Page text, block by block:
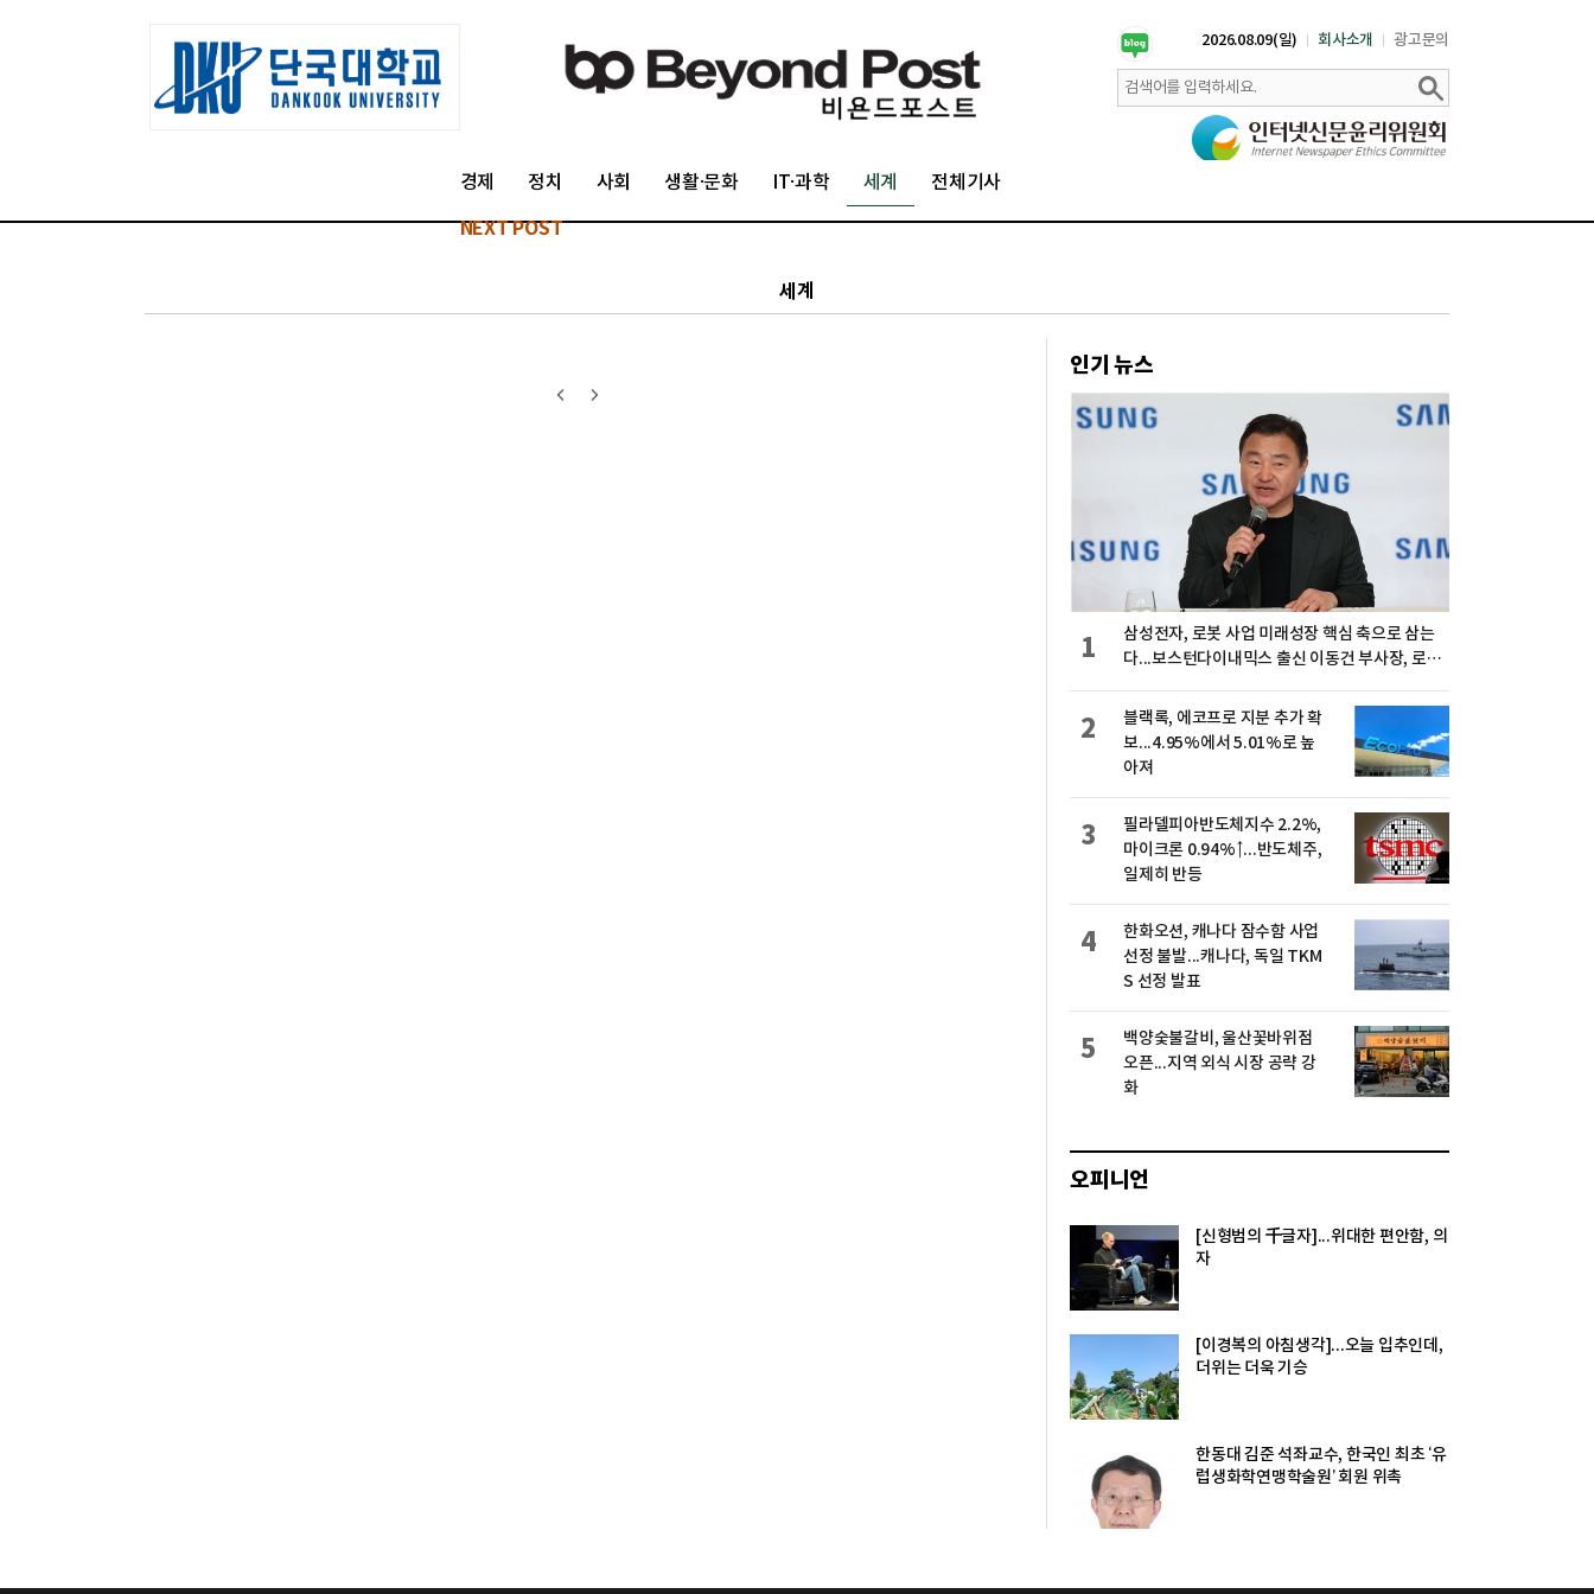
2026.08.09(일) 회사소개 광고문의
경제 정치 사회 생활·문화 IT·과학 세계 전체기사
NEXT POST
세계
인기 뉴스
삼성전자, 로봇 사업 미래성장 핵심 축으로 삼는
다...보스턴다이내믹스 출신 이동건 부사장, 로보
1
블랙록, 에코프로 지분 추가 확
보...4.95%에서 5.01%로 높
아져
2
필라델피아반도체지수 2.2%,
마이크론 0.94%↑...반도체주,
일제히 반등
3
한화오션, 캐나다 잠수함 사업
선정 불발...캐나다, 독일 TKM
S 선정 발표
4
백양숯불갈비, 울산꽃바위점
오픈...지역 외식 시장 공략 강
화
5
오피니언
[신형범의 千글자]...위대한 편안함, 의
자
[이경복의 아침생각]...오늘 입추인데,
더위는 더욱 기승
한동대 김준 석좌교수, 한국인 최초 ‘유
럽생화학연맹학술원’ 회원 위촉